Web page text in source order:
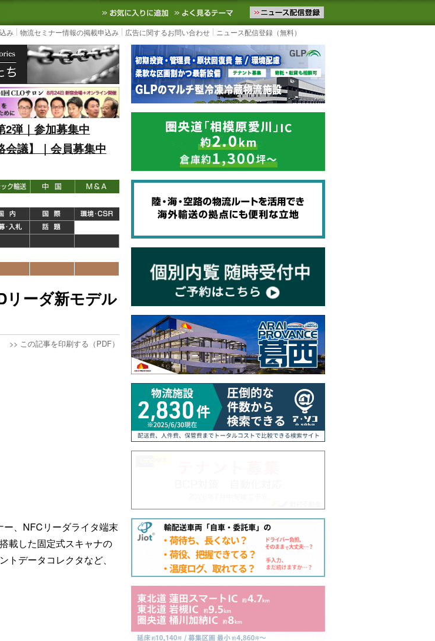
ュースサイト
3PL, SCMなど国内外の最新の物流ニュースをお届けします。物流ニュースメール配信を登録す
お気に入りに追加 よく見るテーマ
み 物流セミナー情報の掲載申込み 広告に関するお問い合わせ ニュース配信登録（無料）
2弾｜参加募集中
会議】｜会員募集中
リーダ新モデル
>> この記事を印刷する（PDF）
、NFCリーダライタ端末
載した固定式スキャナの
データコレクタなど、